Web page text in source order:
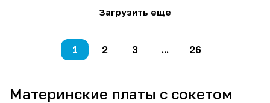
Загрузить еще
1 2 3 ... 26
Материнские платы с сокетом